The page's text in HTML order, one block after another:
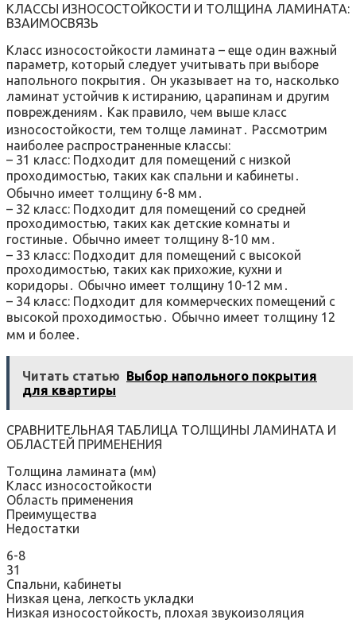
КЛАССЫ ИЗНОСОСТОЙКОСТИ И ТОЛЩИНА ЛАМИНАТА:
ВЗАИМОСВЯЗЬ
Класс износостойкости ламината – еще один важный
параметр, который следует учитывать при выборе
напольного покрытия․ Он указывает на то, насколько
ламинат устойчив к истиранию, царапинам и другим
повреждениям․ Как правило, чем выше класс
износостойкости, тем толще ламинат․ Рассмотрим
наиболее распространенные классы:
– 31 класс: Подходит для помещений с низкой
проходимостью, таких как спальни и кабинеты․
Обычно имеет толщину 6-8 мм․
– 32 класс: Подходит для помещений со средней
проходимостью, таких как детские комнаты и
гостиные․ Обычно имеет толщину 8-10 мм․
– 33 класс: Подходит для помещений с высокой
проходимостью, таких как прихожие, кухни и
коридоры․ Обычно имеет толщину 10-12 мм․
– 34 класс: Подходит для коммерческих помещений с
высокой проходимостью․ Обычно имеет толщину 12
мм и более․
Читать статью Выбор напольного покрытия
для квартиры
СРАВНИТЕЛЬНАЯ ТАБЛИЦА ТОЛЩИНЫ ЛАМИНАТА И
ОБЛАСТЕЙ ПРИМЕНЕНИЯ
Толщина ламината (мм)
Класс износостойкости
Область применения
Преимущества
Недостатки
6-8
31
Спальни, кабинеты
Низкая цена, легкость укладки
Низкая износостойкость, плохая звукоизоляция